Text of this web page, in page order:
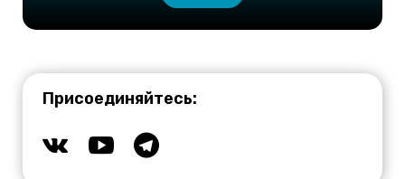
Присоединяйтесь: